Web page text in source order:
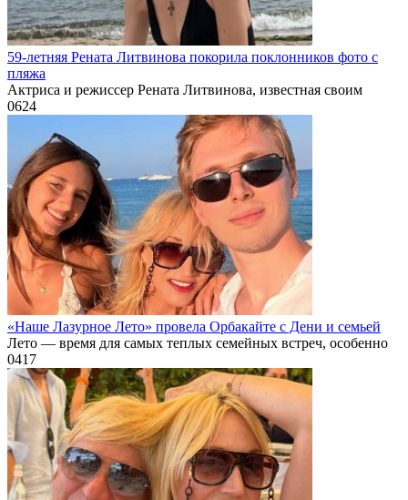
59-летняя Рената Литвинова покорила поклонников фото с
пляжа
Актриса и режиссер Рената Литвинова, известная своим
0624
«Наше Лазурное Лето» провела Орбакайте с Дени и семьей
Лето — время для самых теплых семейных встреч, особенно
0417